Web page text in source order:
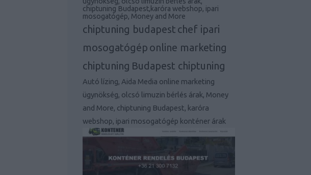
chiptuning Budapest,karóra webshop, ipari
mosogatógép, Money and More
chiptuning budapest chef ipari
mosogatógép online marketing
chiptuning Budapest chiptuning
Autó lízing, Aida Media online marketing
ügynökség, olcsó limuzin bérlés árak, Money
and More, chiptuning Budapest, karóra
webshop, ipari mosogatógép konténer árak